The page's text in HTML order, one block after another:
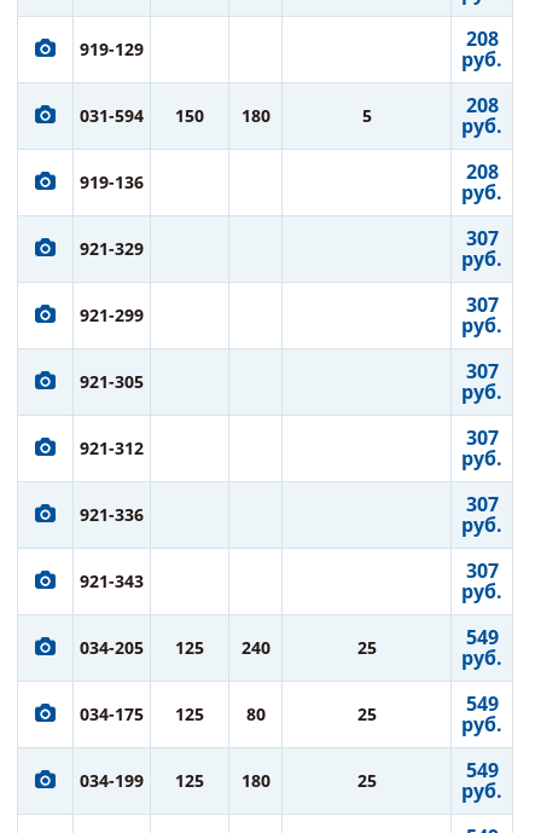
919-129 208
руб.
031-594 150 180 5 208
руб.
919-136 208
руб.
921-329 307
руб.
921-299 307
руб.
921-305 307
руб.
921-312 307
руб.
921-336 307
руб.
921-343 307
руб.
034-205 125 240 25 549
руб.
034-175 125 80 25 549
руб.
034-199 125 180 25 549
руб.